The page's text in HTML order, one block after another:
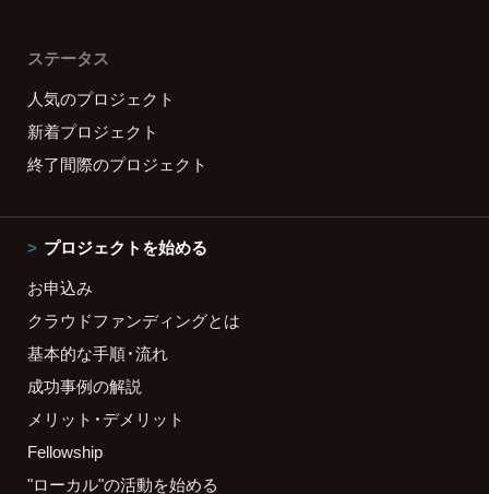
ステータス
人気のプロジェクト
新着プロジェクト
終了間際のプロジェクト
プロジェクトを始める
お申込み
クラウドファンディングとは
基本的な手順・流れ
成功事例の解説
メリット・デメリット
Fellowship
"ローカル"の活動を始める